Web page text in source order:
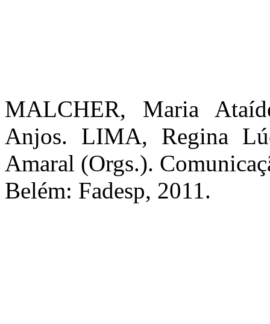
MALCHER, Maria
Anjos. LIMA, Regina
Amaral (Orgs.).
Belém: Fadesp, 2011.